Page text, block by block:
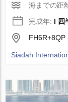
海までの距
完成年: I 四
FH6R+8QP
Siadah